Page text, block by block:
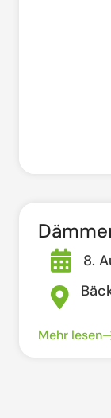
8.
Mehr lesen